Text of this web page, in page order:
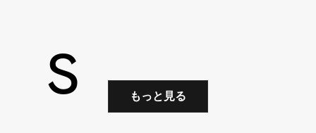
S
もっと見る